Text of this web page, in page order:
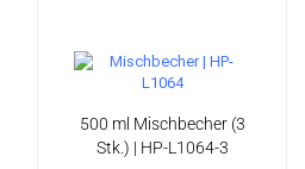
500 ml Mischbecher (3
Stk.) | HP-L1064-3